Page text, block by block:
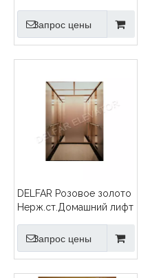
Запрос цены
DELFAR Розовое золото
Нерж.ст.Домашний лифт
Запрос цены